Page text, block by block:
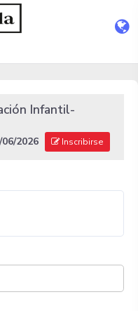
Infantil-
06/2026 Inscribirse